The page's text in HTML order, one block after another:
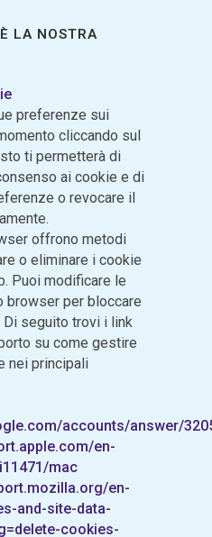
LA NOSTRA
preferenze sui
cliccando sul
ti permetterà di
ai cookie e di
o revocare il
offrono metodi
o eliminare i cookie
Puoi modificare le
browser per bloccare
seguito trovi i link
su come gestire
nei principali
accounts/answer/
en-
mac
en-
and-site-data-
cookies-